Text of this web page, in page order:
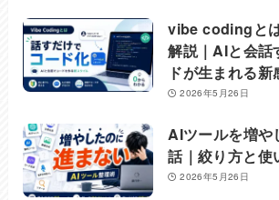
vibe codingと
解説｜AIと会話
ドが生まれる新
2026年5月26日
AIツールを増や
話｜絞り方と使
2026年5月26日